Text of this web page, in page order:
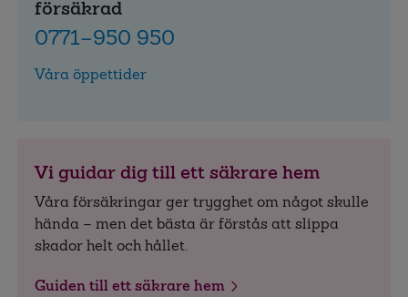
försäkrad
0771–950 950
Våra öppettider
Vi guidar dig till ett säkrare hem
Våra försäkringar ger trygghet om något skulle
hända – men det bästa är förstås att slippa
skador helt och hållet.
Guiden till ett säkrare hem